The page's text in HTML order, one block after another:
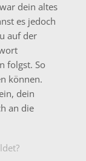
dein altes
es jedoch
auf der
folgst. So
können.
dein
an die